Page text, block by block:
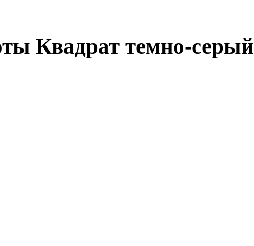
Квадрат темно-серый